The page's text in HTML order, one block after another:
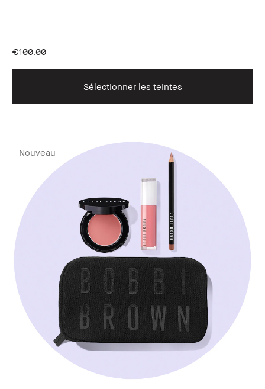
€100.00
Sélectionner les teintes
Nouveau